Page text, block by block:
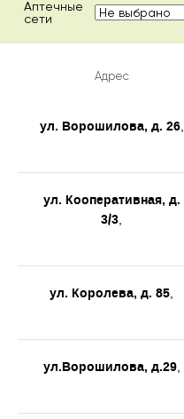
Аптечные
сети
Адрес
ул. Ворошилова, д. 26,
ул. Кооперативная, д.
3/3,
ул. Королева, д. 85,
ул.Ворошилова, д.29,